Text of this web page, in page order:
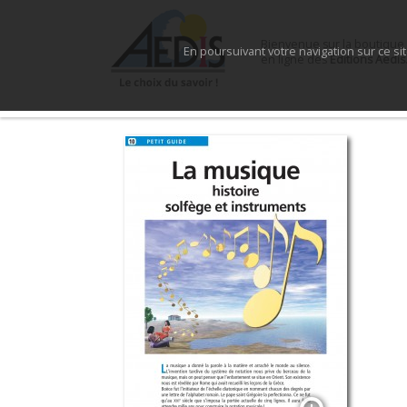
Bienvenue sur la boutique
en ligne desÉditions Aedis.
En poursuivant votre navigation sur ce